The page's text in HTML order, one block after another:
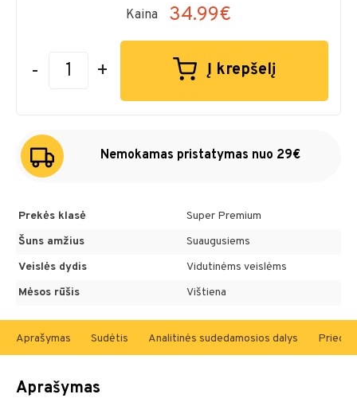
Kaina 34.99€
- + Į krepšelį
Nemokamas pristatymas nuo 29€
Prekės klasė
Super Premium
Šuns amžius
Suaugusiems
Veislės dydis
Vidutinėms veislėms
Mėsos rūšis
Vištiena
Aprašymas Sudėtis Analitinės sudedamosios dalys Priedai
Aprašymas